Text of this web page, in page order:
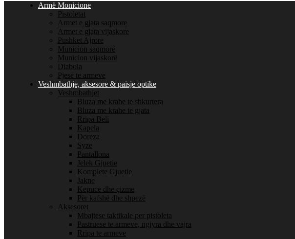
Armë Monicione
Pistoletat
Armet e gjata saqmore
Armet e gjata vijaskore
Pushket Ajrore
Municion saqmorë
Municion vijaskorë
Diabola
Pjese te armeve
Veshmbathje, aksesore & paisje optike
Veshmbathjet
Bluza me krahe te shkurtera
Bluza me krahe te gjata
Rripa Beli
Kapela
Doreza
Syze
Pantallona
Jelek Gjuetie
Komplete Gjuetie
Jakne
Kepuce dhe çizme
Për kafshë dhe shpezë
Aksesoret
Mbajtese taktikale per pistoleta
Pastruese te armeve, ngjyra dhe vajra
Rripa te armeve